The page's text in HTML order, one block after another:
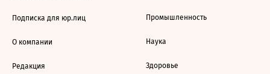
Подписка для юр.лиц
О компании
Редакция
Промышленность
Наука
Здоровье